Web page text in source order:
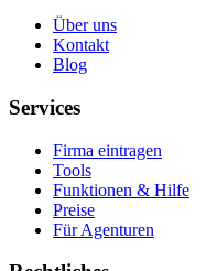
Über uns
Kontakt
Blog
Services
Firma eintragen
Tools
Funktionen & Hilfe
Preise
Für Agenturen